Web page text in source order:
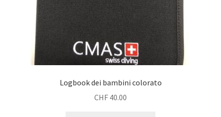
Logbook dei bambini colorato
CHF 40.00